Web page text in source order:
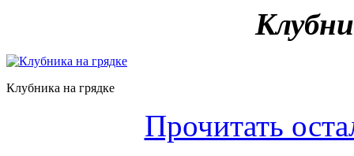
Клубника на грядке
Прочитать